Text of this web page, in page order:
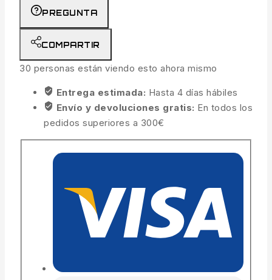
PREGUNTA
COMPARTIR
30 personas están viendo esto ahora mismo
Entrega estimada: Hasta 4 días hábiles
Envío y devoluciones gratis: En todos los
pedidos superiores a 300€